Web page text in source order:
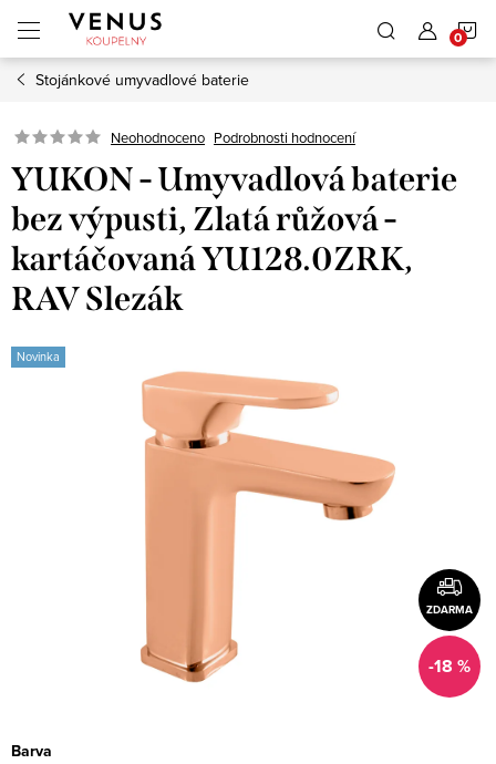
obsah
Stojánkové umyvadlové baterie
Neohodnoceno Podrobnosti hodnocení
YUKON - Umyvadlová baterie
bez výpusti, Zlatá růžová -
kartáčovaná YU128.0ZRK,
RAV Slezák
Novinka
ZDARMA
-18 %
Barva